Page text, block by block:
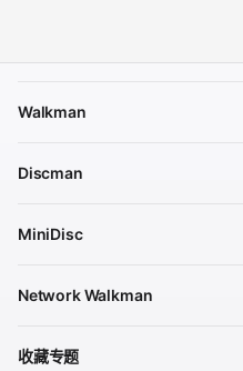
Walkman
Discman
MiniDisc
Network Walkman
收藏专题